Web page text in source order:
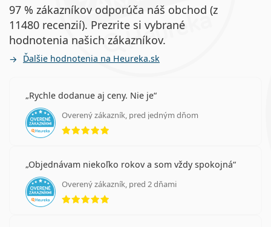
97 % zákazníkov odporúča náš obchod (z
11480 recenzií). Prezrite si vybrané
hodnotenia našich zákazníkov.
Ďalšie hodnotenia na Heureka.sk
Rychle dodanue aj ceny. Nie je
Overený zákazník, pred jedným dňom
hodnotenie 5 z 5
Objednávam niekoľko rokov a som vždy spokojná
Overený zákazník, pred 2 dňami
hodnotenie 5 z 5